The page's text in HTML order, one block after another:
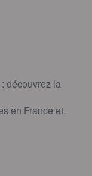
découvrez la
en France et,